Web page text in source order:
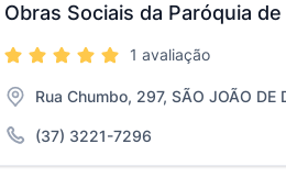
Obras Sociais da Paróquia
1 avaliação
Rua Chumbo, 297, SÃO JOÃO DE
(37) 3221-7296